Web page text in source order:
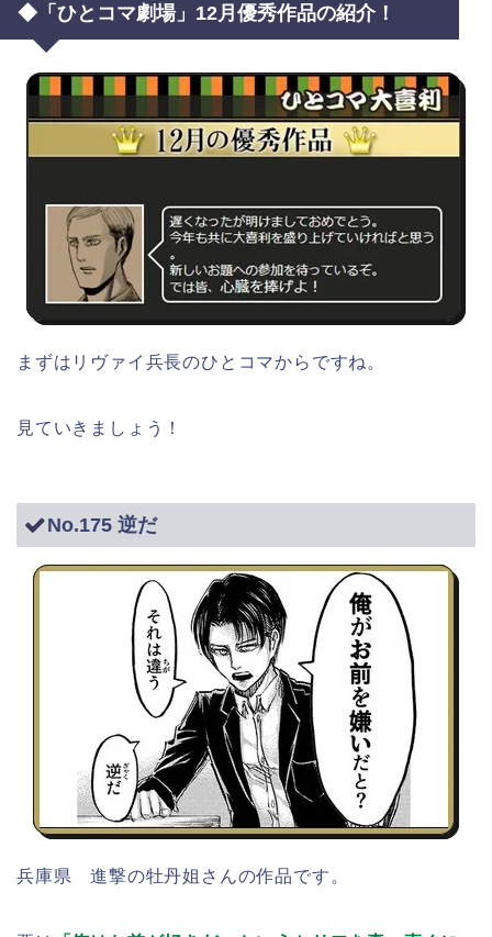
◆「ひとコマ劇場」12月優秀作品の紹介！
まずはリヴァイ兵長のひとコマからですね。
見ていきましょう！
No.175 逆だ
兵庫県 進撃の牡丹姐さんの作品です。